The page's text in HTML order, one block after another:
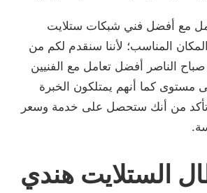
مع أفضل فني شبكات ستلايت
المناسب؛ لأننا سنقدم لكم من
الناصر أفضل تعامل مع الفنيين
مستوى كما أنهم يمتلكون الخبرة
من أنك ستحصل على خدمة وسعر
الستلايت هندي